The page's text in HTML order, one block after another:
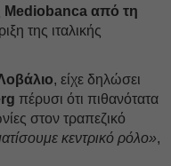
Mediobanca από τη
της ιταλικής
, είχε δηλώσει
πέρυσι ότι πιθανότατα
στον τραπεζικό
κεντρικό ρόλο»,